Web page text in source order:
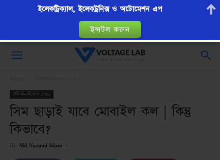
VoltageLab
টেলিকমিউনিকেশন (Pro)
সিম ছাড়াই যাবে মোবাইল কল | কিন্তু
কিভাবে?
By Md Nazmul Islam -
ইলেকট্রিক্যাল, ইলেকট্রনিক্স ও অটোমেশন এপ
ইন্সটল করুন